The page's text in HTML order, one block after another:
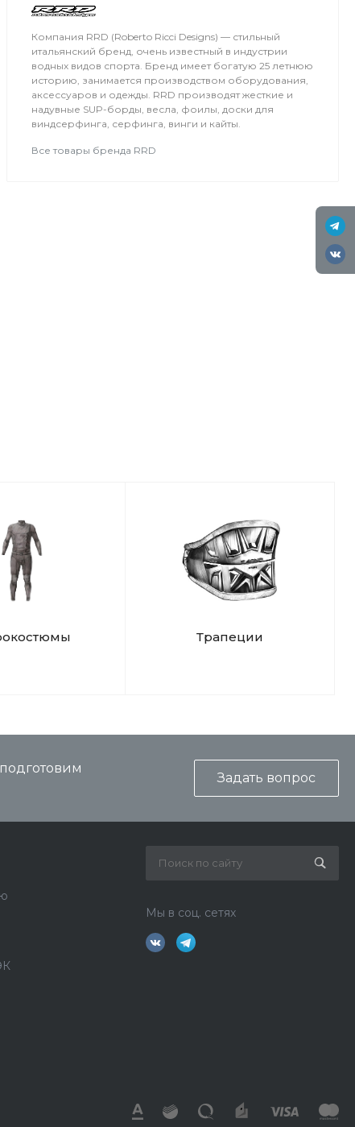
Компания RRD (Roberto Ricci Designs) — стильный
итальянский бренд, очень известный в индустрии
водных видов спорта. Бренд имеет богатую 25 летнюю
историю, занимается производством оборудования,
аксессуаров и одежды. RRD производят жесткие и
надувные SUP-борды, весла, фоилы, доски для
виндсерфинга, серфинга, винги и кайты.
Все товары бренда RRD
Трапеции
Задать вопрос
Мы в соц. сетях